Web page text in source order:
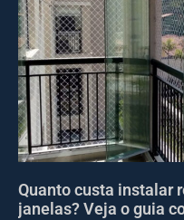
Quanto custa instalar
janelas? Veja o guia